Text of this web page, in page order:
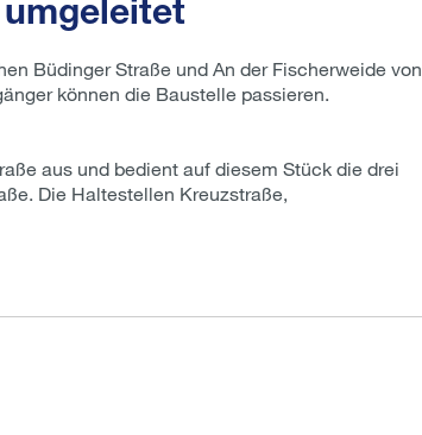
Büdinger Straße und An der Fischerweide von
können die Baustelle passieren.
aus und bedient auf diesem Stück die drei
Die Haltestellen Kreuzstraße,